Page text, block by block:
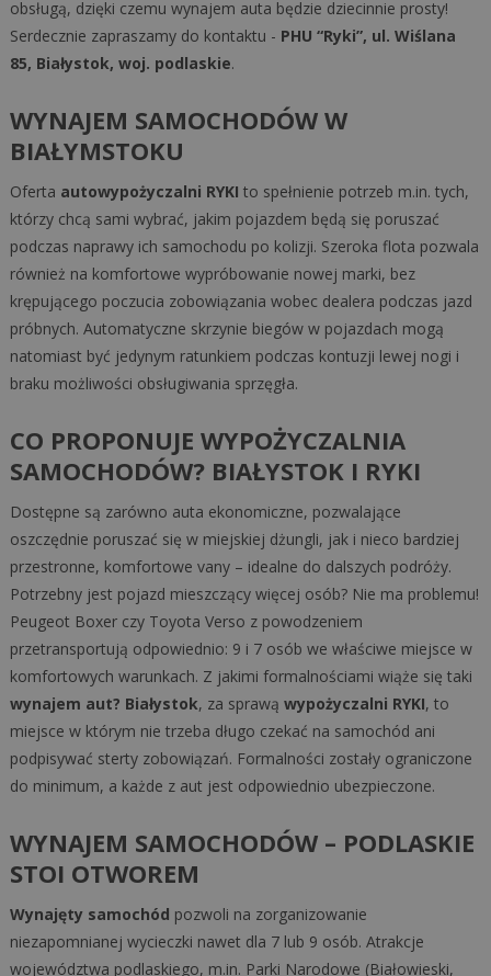
obsługą, dzięki czemu wynajem auta będzie dziecinnie prosty!
Serdecznie zapraszamy do kontaktu - PHU “Ryki”, ul. Wiślana
85, Białystok, woj. podlaskie.
WYNAJEM SAMOCHODÓW W
BIAŁYMSTOKU
Oferta autowypożyczalni RYKI to spełnienie potrzeb m.in. tych,
którzy chcą sami wybrać, jakim pojazdem będą się poruszać
podczas naprawy ich samochodu po kolizji. Szeroka flota pozwala
również na komfortowe wypróbowanie nowej marki, bez
krępującego poczucia zobowiązania wobec dealera podczas jazd
próbnych. Automatyczne skrzynie biegów w pojazdach mogą
natomiast być jedynym ratunkiem podczas kontuzji lewej nogi i
braku możliwości obsługiwania sprzęgła.
CO PROPONUJE WYPOŻYCZALNIA
SAMOCHODÓW? BIAŁYSTOK I RYKI
Dostępne są zarówno auta ekonomiczne, pozwalające
oszczędnie poruszać się w miejskiej dżungli, jak i nieco bardziej
przestronne, komfortowe vany – idealne do dalszych podróży.
Potrzebny jest pojazd mieszczący więcej osób? Nie ma problemu!
Peugeot Boxer czy Toyota Verso z powodzeniem
przetransportują odpowiednio: 9 i 7 osób we właściwe miejsce w
komfortowych warunkach. Z jakimi formalnościami wiąże się taki
wynajem aut? Białystok, za sprawą wypożyczalni RYKI, to
miejsce w którym nie trzeba długo czekać na samochód ani
podpisywać sterty zobowiązań. Formalności zostały ograniczone
do minimum, a każde z aut jest odpowiednio ubezpieczone.
WYNAJEM SAMOCHODÓW – PODLASKIE
STOI OTWOREM
Wynajęty samochód pozwoli na zorganizowanie
niezapomnianej wycieczki nawet dla 7 lub 9 osób. Atrakcje
województwa podlaskiego, m.in. Parki Narodowe (Białowieski,